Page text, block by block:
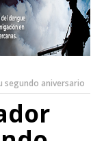
segundo aniversario